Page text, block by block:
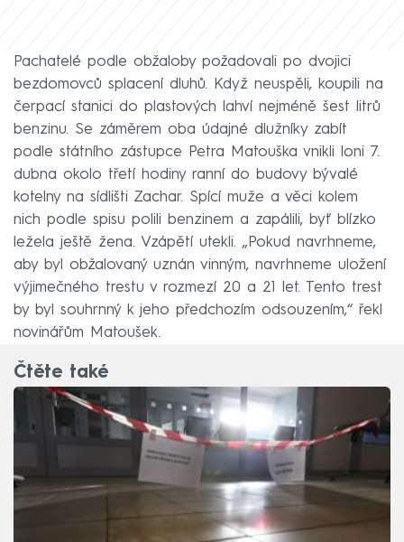
Pachatelé podle obžaloby požadovali po dvojici
bezdomovců splacení dluhů. Když neuspěli, koupili na
čerpací stanici do plastových lahví nejméně šest litrů
benzinu. Se záměrem oba údajné dlužníky zabít
podle státního zástupce Petra Matouška vnikli loni 7.
dubna okolo třetí hodiny ranní do budovy bývalé
kotelny na sídlišti Zachar. Spící muže a věci kolem
nich podle spisu polili benzinem a zapálili, byť blízko
ležela ještě žena. Vzápětí utekli. „Pokud navrhneme,
aby byl obžalovaný uznán vinným, navrhneme uložení
výjimečného trestu v rozmezí 20 a 21 let. Tento trest
by byl souhrnný k jeho předchozím odsouzením,“ řekl
novinářům Matoušek.
Čtěte také